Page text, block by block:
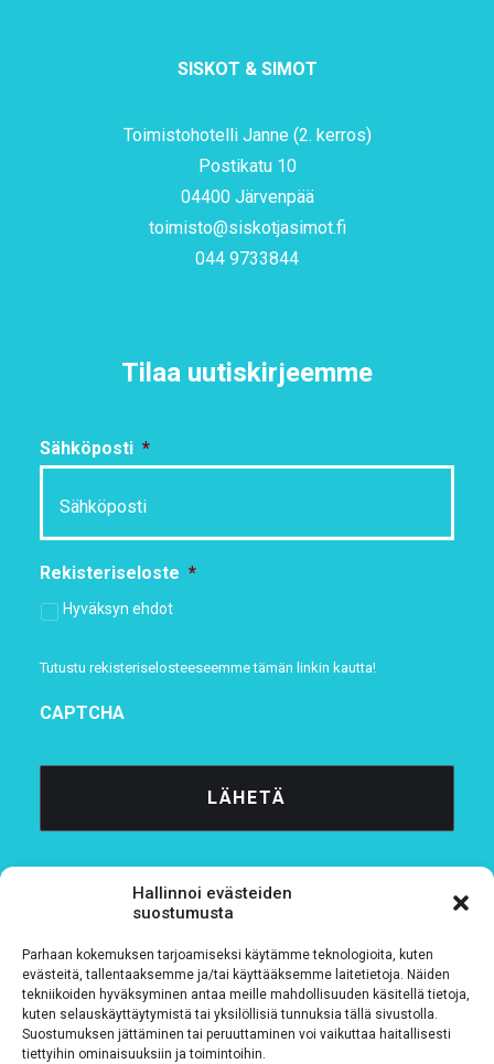
Hallinnoi evästeiden
suostumusta
Parhaan kokemuksen tarjoamiseksi käytämme teknologioita, kuten
evästeitä, tallentaaksemme ja/tai käyttääksemme laitetietoja. Näiden
tekniikoiden hyväksyminen antaa meille mahdollisuuden käsitellä tietoja,
kuten selauskäyttäytymistä tai yksilöllisiä tunnuksia tällä sivustolla.
Suostumuksen jättäminen tai peruuttaminen voi vaikuttaa haitallisesti
tiettyihin ominaisuuksiin ja toimintoihin.
SISKOT & SIMOT
Toimistohotelli Janne (2. kerros)
Postikatu 10
04400 Järvenpää
toimisto@siskotjasimot.fi
044 9733844
Tilaa uutiskirjeemme
Sähköposti *
Rekisteriseloste *
Hyväksyn ehdot
Tutustu rekisteriselosteeseemmetämän linkin kautta!
CAPTCHA
Tietosuojaseloste
Verkkolaskutustiedot